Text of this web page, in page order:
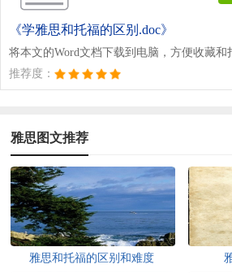
《学雅思和托福的区别.doc》
将本文的Word文档下载到电脑，方便收藏和
推荐度：
雅思图文推荐
雅思和托福的区别和难度